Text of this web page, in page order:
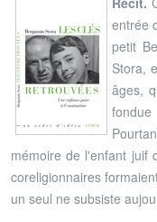
entrée
petit
Stora,
âges,
mémoire de l'enfant juif
coreligionnaires
un seul ne subsiste